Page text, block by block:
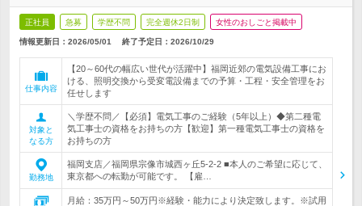
正社員 急募 学歴不問 完全週休2日制 女性のおしごと掲載中
情報更新日：2026/05/01 終了予定日： 2026/10/29
仕事内容
【20～60代の幅広い世代が活躍中】福岡近郊の電気設備工事にお
ける、照明交換から受変電設備までの予算・工程・安全管理をお
任せします
対象と
なる方
＼学歴不問／【必須】電気工事のご経験（5年以上）◆第二種電
気工事士の資格をお持ちの方【歓迎】第一種電気工事士の資格を
お持ちの方
勤務地
福岡支店／福岡県宗像市城西ヶ丘5-2-2 ■本人のご希望に応じて、
東京都への転勤が可能です。 【雇…
月給：35万円～50万円※経験・能力により決定致します。※試用